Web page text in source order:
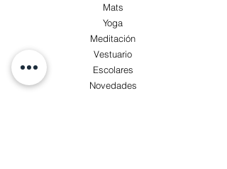
Mats
Yoga
Meditación
Vestuario
Escolares
Novedades